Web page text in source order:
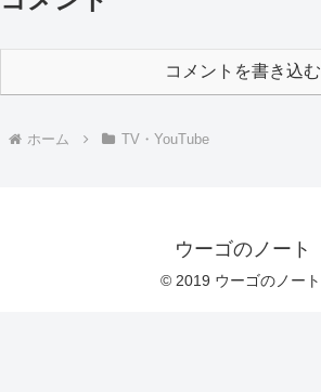
コメントを書き込む
ホーム TV・YouTube
ウーゴのノート
© 2019 ウーゴのノート.